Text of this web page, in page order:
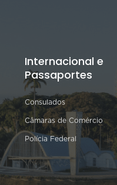
Internacional e
Passaportes
Consulados
Câmaras de Comércio
Polícia Federal